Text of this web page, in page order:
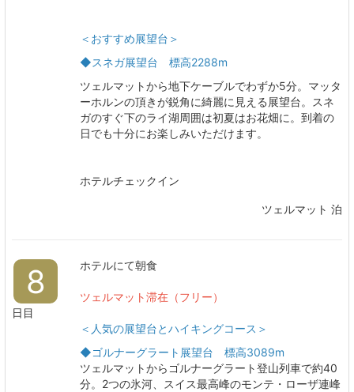
＜おすすめ展望台＞
◆スネガ展望台 標高2288m
ツェルマットから地下ケーブルでわずか5分。マッタ
ーホルンの頂きが鋭角に綺麗に見える展望台。スネ
ガのすぐ下のライ湖周囲は初夏はお花畑に。到着の
日でも十分にお楽しみいただけます。
ホテルチェックイン
ツェルマット 泊
8
日目
ホテルにて朝食
ツェルマット滞在 （フリー）
＜人気の展望台とハイキングコース＞
◆ゴルナーグラート展望台 標高3089m
ツェルマットからゴルナーグラート登山列車で約40
分。2つの氷河、スイス最高峰のモンテ・ローザ連峰